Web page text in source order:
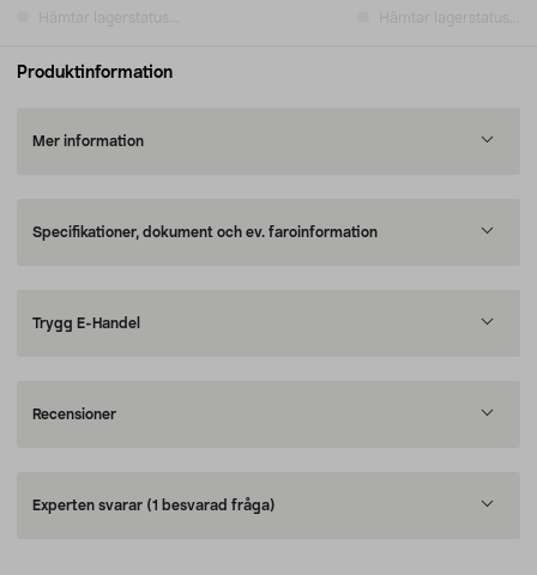
Produktinformation
Mer information
Specifikationer, dokument och ev. faroinformation
Trygg E-Handel
Recensioner
Experten svarar (1 besvarad fråga)